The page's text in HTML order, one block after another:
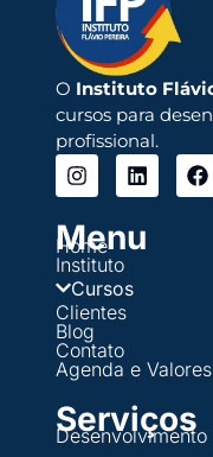
O Instituto
cursos para
profissional.
Menu
Home
Instituto
Cursos
Clientes
Blog
Contato
Agenda e Valores
Serviços
Desenvolvimento